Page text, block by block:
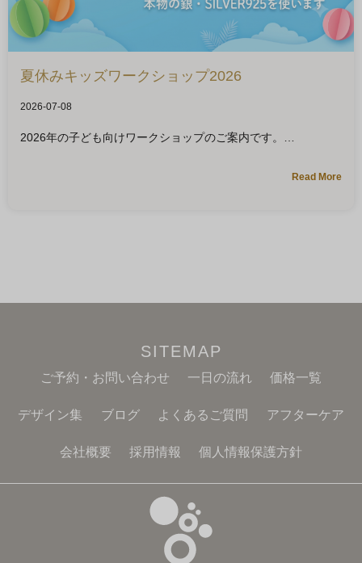
夏休みキッズワークショップ2026
2026-07-08
2026年の子ども向けワークショップのご案内です。
Read More
SITEMAP
ご予約・お問い合わせ 一日の流れ 価格一覧
デザイン集 ブログ よくあるご質問 アフターケア
会社概要 採用情報 個人情報保護方針